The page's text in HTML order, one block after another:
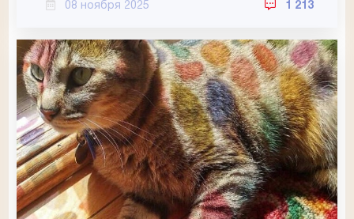
08 ноября 2025 1 213